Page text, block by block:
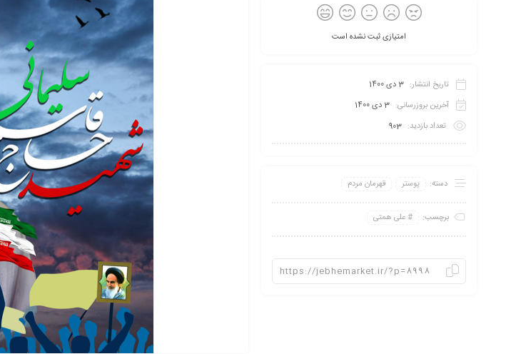
امتیازی ثبت نشده است
تاریخ انتشار: 3 دی 1400
آخرین بروزرسانی: 3 دی 1400
تعداد بازدید: 903
دسته: پوستر قهرمان مردم
برچسب: علی همتی